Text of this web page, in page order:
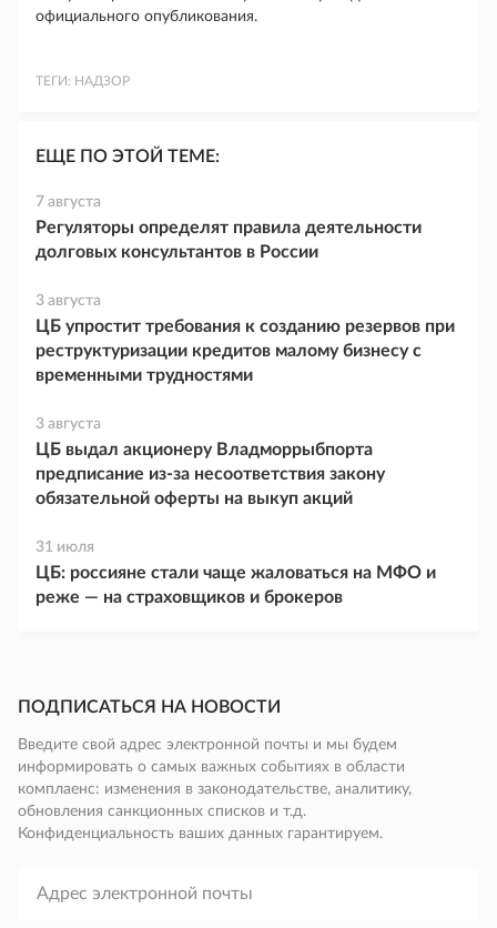
официального опубликования.
ТЕГИ: НАДЗОР
ЕЩЕ ПО ЭТОЙ ТЕМЕ:
7 августа
Регуляторы определят правила деятельности
долговых консультантов в России
3 августа
ЦБ упростит требования к созданию резервов при
реструктуризации кредитов малому бизнесу с
временными трудностями
3 августа
ЦБ выдал акционеру Владморрыбпорта
предписание из-за несоответствия закону
обязательной оферты на выкуп акций
31 июля
ЦБ: россияне стали чаще жаловаться на МФО и
реже — на страховщиков и брокеров
ПОДПИСАТЬСЯ НА НОВОСТИ
Введите свой адрес электронной почты и мы будем
информировать о самых важных событиях в области
комплаенс: изменения в законодательстве, аналитику,
обновления санкционных списков и т.д.
Конфиденциальность ваших данных гарантируем.